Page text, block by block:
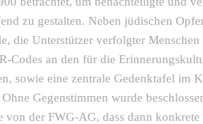
zu gestalten. Neben jüdischen
die Unterstützer verfolgter
Codes an den für die
sowie eine zentrale Gedenktafel im
Gegenstimmen wurde
der FWG-AG, dass dann